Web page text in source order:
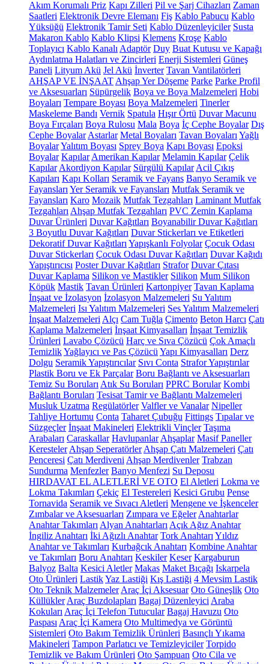
Akım Korumalı Priz Kapı Zilleri Pil ve Şarj Cihazları Zaman
Saatleri Elektronik Devre Elemanı Fiş Kablo Pabucu Kablo
Yüksüğü Elektronik Tamir Seti Kablo Düzenleyiciler Susta
Makaron Kablo Kablo Klipsi Klemens Kroşe Kablo
Toplayıcı Kablo Kanalı Adaptör Duy Buat Kutusu ve Kapağı
Aydınlatma Halatları ve Zincirleri Enerji Sistemleri Güneş
Paneli Lityum Akü Jel Akü İnverter Tavan Vantilatörleri
AHŞAP VE İNŞAAT Ahşap Yer Döşeme Parke Parke Profil
ve Aksesuarları Süpürgelik Boya ve Boya Malzemeleri Hobi
Boyaları Tempare Boyası Boya Malzemeleri Tinerler
Maskeleme Bandı Vernik Spatula Hışır Örtü Duvar Macunu
Boya Fırçaları Boya Rulosu Mala Boya İç Cephe Boyalar Dış
Cephe Boyalar Astarlar Metal Boyaları Tavan Boyaları Yağlı
BoyalarYalıtım Boyası Sprey Boya Kapı Boyası Epoksi
Boyalar Kapılar Amerikan Kapılar Melamin Kapılar Çelik
Kapılar Akordiyon Kapılar Sürgülü Kapılar Acil Çıkış
Kapıları Kapı Kolları Seramik ve Fayans Banyo Seramik ve
Fayansları Yer Seramik ve Fayansları Mutfak Seramik ve
Fayansları Karo Mozaik Mutfak Tezgahları Laminant Mutfak
Tezgahları Ahşap Mutfak Tezgahları PVC Zemin Kaplama
Duvar Ürünleri Duvar Kağıtları Boyanabilir Duvar Kağıtları
3 Boyutlu Duvar Kağıtları Duvar Stickerları ve Etiketleri
Dekoratif Duvar Kağıtları Yapışkanlı Folyolar Çocuk Odası
Duvar Stickerları Çocuk Odası Duvar Kağıtları Duvar Kağıdı
Yapıştırıcısı Poster Duvar Kağıtları Strafor Duvar Çıtası
Duvar Kaplama Silikon ve Mastikler Silikon Mum Silikon
Köpük Mastik Tavan Ürünleri Kartonpiyer Tavan Kaplama
İnşaat ve İzolasyon İzolasyon Malzemeleri Su Yalıtım
Malzemeleri Isı Yalıtım Malzemeleri Ses Yalıtım Malzemeleri
İnşaat Malzemeleri Alçı Cam Tuğla Çimento Beton Harcı Çatı
Kaplama Malzemeleri İnşaat Kimyasalları İnşaat Temizlik
Ürünleri Lavabo Çözücü Harç ve Sıva Çözücü Çok Amaçlı
TemizlikYağlayıcı ve Pas Çözücü Yapı Kimyasalları Derz
Dolgu Seramik Yapıştırıcılar Sıvı Conta Strafor Yapıştırılar
Plastik Boru ve Ek Parçalar Boru Bağlantı ve Aksesuarları
Temiz Su Boruları Atık Su Boruları PPRC Borular Kombi
Bağlantı Boruları Tesisat Tamir ve Bağlantı Malzemeleri
Musluk Uzatma Regülatörler Valfler ve Vanalar Nipeller
Tahliye Hortumu Conta Taharet Çubuğu Fittings Tıpalar ve
Süzgeçler İnşaat Makineleri Elektrikli Vinçler Taşıma
Arabaları Caraskallar Havlupanlar Ahşaplar Masif Paneller
Keresteler Ahşap Seperatörler Ahşap Çatı Malzemeleri Çatı
Penceresi Çatı Merdiveni Ahşap Merdivenler Trabzan
Sundurma Menfezler Banyo Menfezi Su Deposu
HIRDAVAT EL ALETLERİ VE OTO El Aletleri Lokma ve
Lokma Takımları Çekiç El Testereleri Kesici Grubu Pense
Tornavida Seramik ve Sıvacı Aletleri Mengene ve İşkenceler
Zımbalar ve Aksesuarları Zımpara ve Eğeler Anahtarlar
Anahtar Takımları Alyan Anahtarları Açık Ağız Anahtar
İngiliz Anahtarı İki Ağızlı Anahtar Tork Anahtarı Yıldız
Anahtar ve Takımları Kurbağcık Anahtarı Kombine Anahtar
ve Takımları Boru Anahtarı Keskiler Keser Kargaburun
Balyoz Balta Kesici Aletler Makas Maket Bıçağı Iskarpela
Oto Ürünleri LastikYaz Lastiği Kış Lastiği 4 Mevsim Lastik
Oto Teknik Malzemeler Araç İçi Aksesuar Oto Güneşlik Oto
Küllükler Araç Buzdolapları Bagaj Düzenleyici Araba
Kokuları Araç İçi Telefon Tutucular Bagaj Havuzu Oto
Paspası Araç İçi Kamera Oto Multimedya ve Görüntü
Sistemleri Oto Bakım Temizlik Ürünleri Basınçlı Yıkama
Makineleri Tampon Parlatıcı ve Temizleyiciler Torpido
Temizlik ve Bakım Ürünleri Oto Şampuan Oto Cila ve